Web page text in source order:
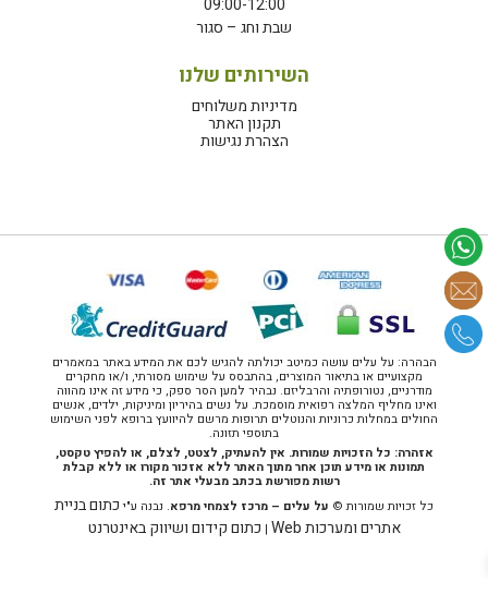
09:00-12:00
שבת וחג – סגור
השירותים שלנו
מדיניות משלוחים
תקנון האתר
הצהרת נגישות
הבהרה: על עלים עושה כמיטב יכולתה להגיש לכם את המידע באתר במאמרים
מקצועיים או בתיאור המוצרים, בהתבסס על שימוש מסורתי, ו/או מחקרים
מודרניים, נטורופתיה והרבליזם. נבהיר למען הסר ספק, כי מידע זה אינו מהווה
ואינו מחליף המלצה רפואית מוסמכת. על נשים בהיריון ומיניקות, ילדים, אנשים
החולים במחלות כרוניות והנוטלים תרופות מרשם להיוועץ ברופא לפני השימוש
בתוספי תזונה.
אזהרה: כל הזכויות שמורות. אין להעתיק, לצטט, לצלם, או להפיץ טקסט,
תמונות או מידע תוכן אחר מתוך האתר ללא אזכור מקורו או ללא קבלת
רשות מפורשת בכתב מבעלי אתר זה.
כל זכויות שמורות © על עלים – מרכז לצמחי מרפא. נבנה ע"יכתום בניית
אתרים ומערכות Web
| כתום קידום ושיווק באינטרנט